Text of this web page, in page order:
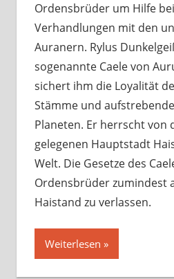
Ordensbrüder um Hilfe
Verhandlungen mit den
Auranern. Rylus
sogenannte Caele von
sichert ihm die Loyalität
Stämme und
Planeten. Er herrscht von
gelegenen Hauptstadt
Welt. Die Gesetze des
Ordensbrüder zumindest
Haistand zu verlassen.
Weiterlesen